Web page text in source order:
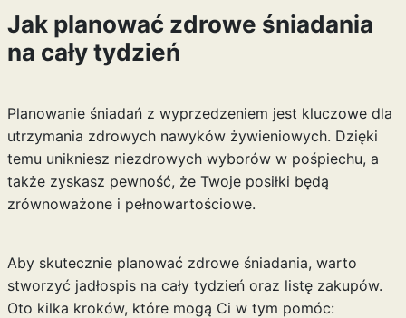
Jak planować zdrowe śniadania
na cały tydzień
Planowanie śniadań z wyprzedzeniem jest kluczowe dla
utrzymania zdrowych nawyków żywieniowych. Dzięki
temu unikniesz niezdrowych wyborów w pośpiechu, a
także zyskasz pewność, że Twoje posiłki będą
zrównoważone i pełnowartościowe.
Aby skutecznie planować zdrowe śniadania, warto
stworzyć jadłospis na cały tydzień oraz listę zakupów.
Oto kilka kroków, które mogą Ci w tym pomóc: